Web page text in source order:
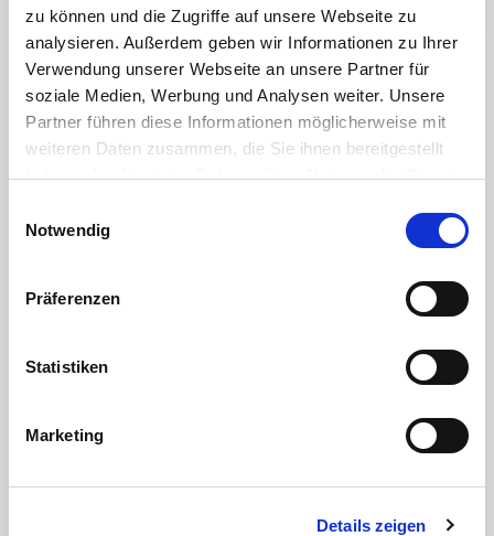
zu können und die Zugriffe auf unsere Webseite zu
analysieren. Außerdem geben wir Informationen zu Ihrer
Verwendung unserer Webseite an unsere Partner für
soziale Medien, Werbung und Analysen weiter. Unsere
Partner führen diese Informationen möglicherweise mit
weiteren Daten zusammen, die Sie ihnen bereitgestellt
haben oder die sie im Rahmen Ihrer Nutzung der Dienste
Cookies, wenn Sie unsere Webseite weiterhin nutzen.
Notwendig
Präferenzen
Statistiken
Marketing
Details zeigen
Anschlussgröße
6mm (0,24") Gewindesteigung